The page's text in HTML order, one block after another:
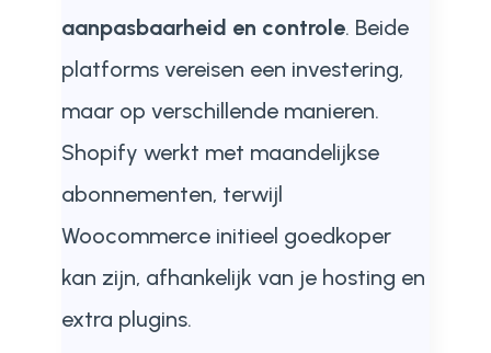
aanpasbaarheid en controle. Beide
platforms vereisen een investering,
maar op verschillende manieren.
Shopify werkt met maandelijkse
abonnementen, terwijl
Woocommerce initieel goedkoper
kan zijn, afhankelijk van je hosting en
extra plugins.